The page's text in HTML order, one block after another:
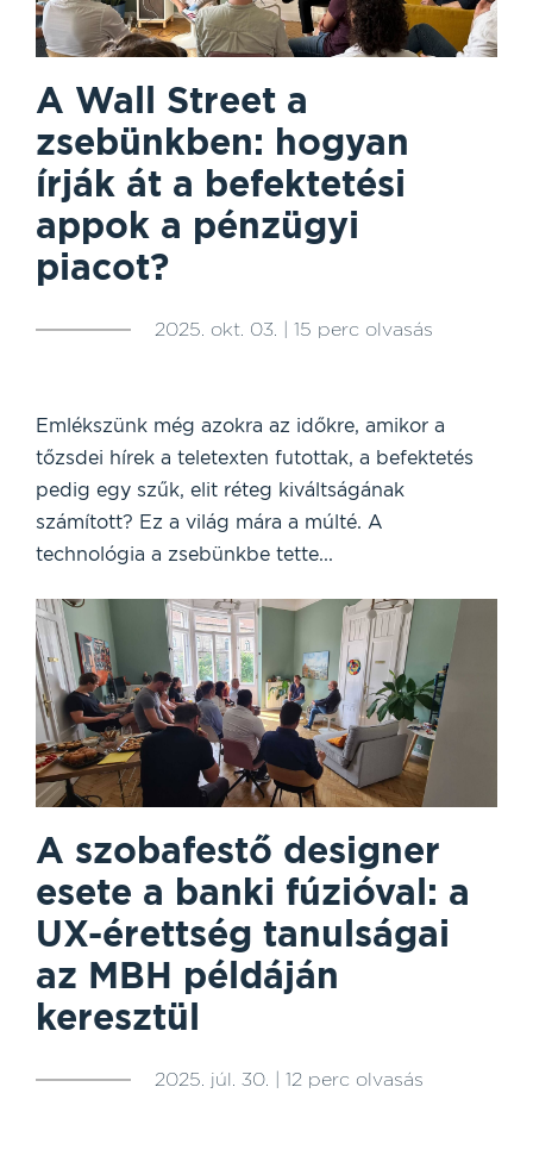
A Wall Street a
zsebünkben: hogyan
írják át a befektetési
appok a pénzügyi
piacot?
2025. okt. 03. | 15 perc olvasás
Emlékszünk még azokra az időkre, amikor a
tőzsdei hírek a teletexten futottak, a befektetés
pedig egy szűk, elit réteg kiváltságának
számított? Ez a világ mára a múlté. A
technológia a zsebünkbe tette...
A szobafestő designer
esete a banki fúzióval: a
UX-érettség tanulságai
az MBH példáján
keresztül
2025. júl. 30. | 12 perc olvasás